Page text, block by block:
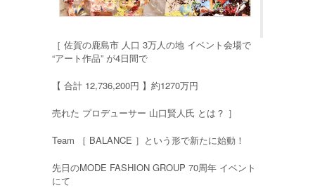
［ 佐賀の鹿島市 人口 3万人の地 イベント会場で
“アート作品” が4日間で
【 合計 12,736,200円 】約1270万円
売れた プロデューサー 山口賢人氏 とは？ ］
Team ［ BALANCE ］という形で新たに始動！
先日のMODE FASHION GROUP 70周年 イベント
にて